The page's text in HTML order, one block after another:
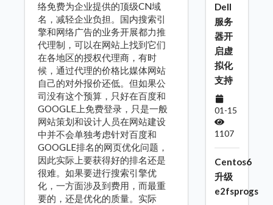
络免费为企业提供的顶级CN域
名，减轻企业负担。国内搜索引
擎和网络广告的业务开展都力推
代理制，可以在网站上找到它们
在各地区的授权代理商，有时
候，通过代理的价格比媒体网站
自己的对外报价还低。但如果公
司没有这个预算，只好在百度和
GOOGLE上免费登录，只是一般
网站策划和设计人员在网站建设
中并不会单独考虑针对百度和
GOOGLE排名的网页优化问题，
因此实际上要获得好的排名还是
很难。如果要进行搜索引擎优
化，一方面涉及到费用，而最重
要的，还是优化的质量。实际
Dell
服务
器开
启虚
拟化
支持
01-15
1107
Centos6
升级
e2fsprogs